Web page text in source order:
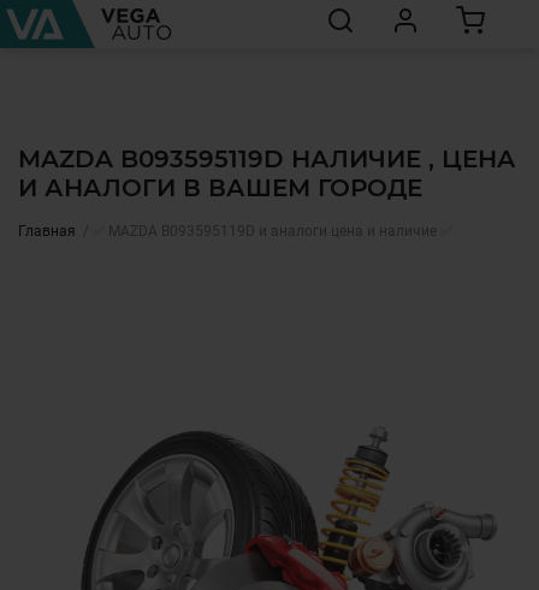
MAZDA B093595119D НАЛИЧИЕ , ЦЕНА
И АНАЛОГИ В ВАШЕМ ГОРОДЕ
Главная ✅ MAZDA B093595119D и аналоги цена и наличие ✅